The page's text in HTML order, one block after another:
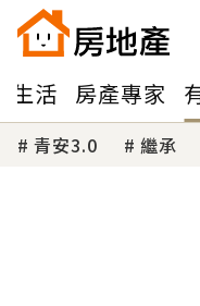
生活 房產專家
青安3.0 繼承